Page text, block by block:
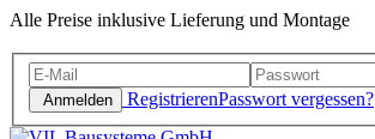
Alle Preise inklusive Lieferung und Montage
Anmelden RegistrierenPasswort vergessen?